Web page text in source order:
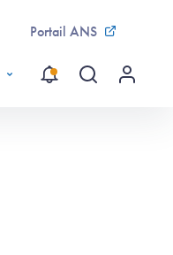
Portail ANS
Recherche
Menu